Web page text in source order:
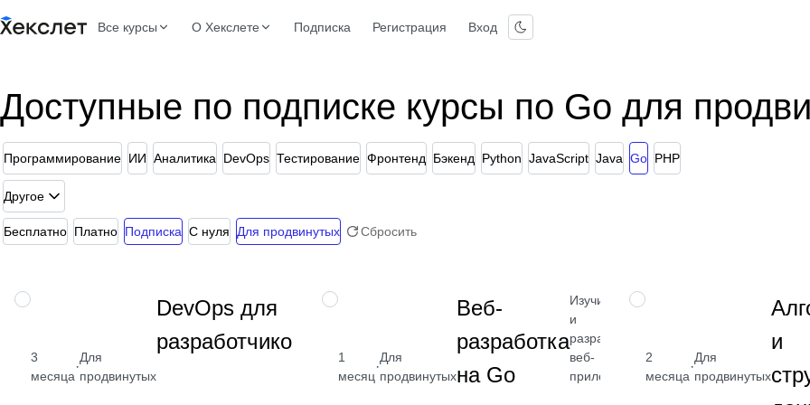
Все курсы О Хекслете Подписка Регистрация Вход
Доступные по подписке курсы по Go для
Программирование ИИ Аналитика DevOps Тестирование Фронтенд Бэкенд Python JavaScript Java Go PHP
Другое
Бесплатно Платно Подписка С нуля Для продвинутых Сбросить
ПРОФЕССИЯ
3
месяца
·
Для
продвинутых
DevOps для
разработчиков
Изучите
GitHub Actions,
Docker, Ansible,
от 2 400
НАВЫК
1
месяц
·
Для
продвинутых
Веб-
разработка
на Go
Изучите Go
и
разработку
веб-
приложений
от 2 400
НАВЫК
2
месяца
·
Для
продвинутых
и